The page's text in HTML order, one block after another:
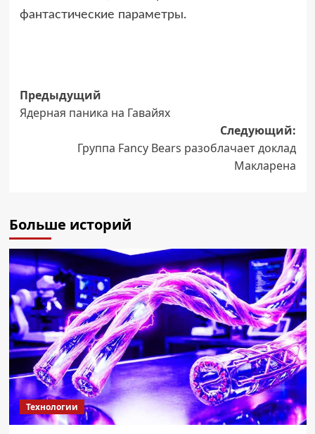
фантастические параметры.
Навигация
записи
Предыдущий
Ядерная паника на Гавайях
Следующий:
Группа Fancy Bears разоблачает доклад
Макларена
Больше историй
Технологии